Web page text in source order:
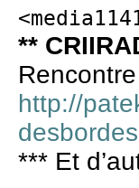
**
http://
*** Et